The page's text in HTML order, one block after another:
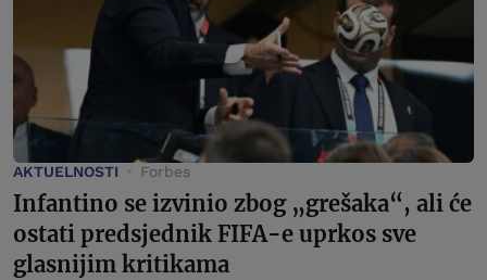
AKTUELNOSTI Forbes
Infantino se izvinio zbog „grešaka“, ali će
ostati predsjednik FIFA-e uprkos sve
glasnijim kritikama